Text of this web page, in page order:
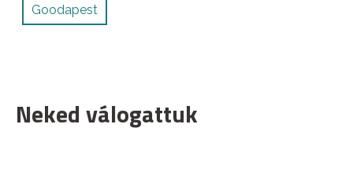
Goodapest
Neked válogattuk